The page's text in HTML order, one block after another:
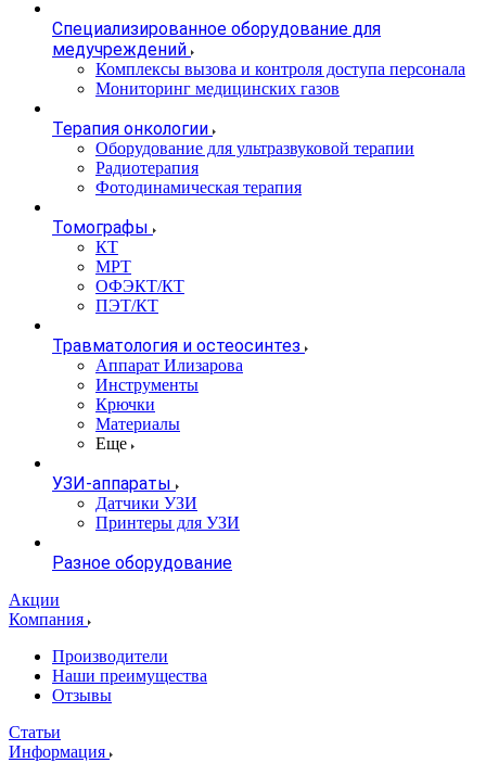
Специализированное оборудование для
медучреждений
Комплексы вызова и контроля доступа персонала
Мониторинг медицинских газов
Терапия онкологии
Оборудование для ультразвуковой терапии
Радиотерапия
Фотодинамическая терапия
Томографы
КТ
МРТ
ОФЭКТ/КТ
ПЭТ/КТ
Травматология и остеосинтез
Аппарат Илизарова
Инструменты
Крючки
Материалы
Еще
УЗИ-аппараты
Датчики УЗИ
Принтеры для УЗИ
Разное оборудование
Акции
Компания
Производители
Наши преимущества
Отзывы
Статьи
Информация